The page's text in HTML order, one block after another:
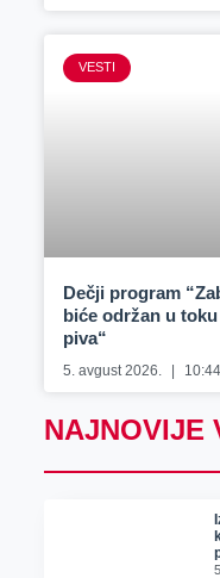
VESTI
Dečji program
biće održan u
piva“
5. avgust 2026. 10:44
NAJNOVIJE